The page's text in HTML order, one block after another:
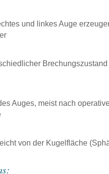
und linkes Auge
Brechungszustand
Auges, meist nach
von der Kugelfläche